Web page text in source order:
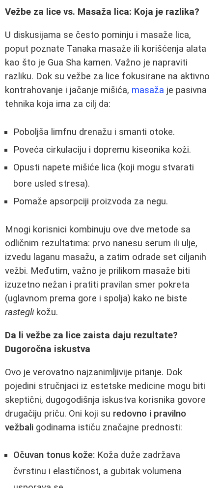
Vežbe za lice vs. Masaža lica: Koja je razlika?
U diskusijama se često pominju i masaže lica,
poput poznate Tanaka masaže ili korišćenja alata
kao što je Gua Sha kamen. Važno je napraviti
razliku. Dok su vežbe za lice fokusirane na aktivno
kontrahovanje i jačanje mišića, masaža je pasivna
tehnika koja ima za cilj da:
Poboljša limfnu drenažu i smanti otoke.
Poveća cirkulaciju i dopremu kiseonika koži.
Opusti napete mišiće lica (koji mogu stvarati
bore usled stresa).
Pomaže apsorpciji proizvoda za negu.
Mnogi korisnici kombinuju ove dve metode sa
odličnim rezultatima: prvo nanesu serum ili ulje,
izvedu laganu masažu, a zatim odrade set ciljanih
vežbi. Međutim, važno je prilikom masaže biti
izuzetno nežan i pratiti pravilan smer pokreta
(uglavnom prema gore i spolja) kako ne biste
rasteglikožu.
Da li vežbe za lice zaista daju rezultate?
Dugoročna iskustva
Ovo je verovatno najzanimljivije pitanje. Dok
pojedini stručnjaci iz estetske medicine mogu biti
skeptični, dugogodišnja iskustva korisnika govore
drugačiju priču. Oni koji su redovno i pravilno
vežbali godinama ističu značajne prednosti:
Očuvan tonus kože: Koža duže zadržava
čvrstinu i elastičnost, a gubitak volumena